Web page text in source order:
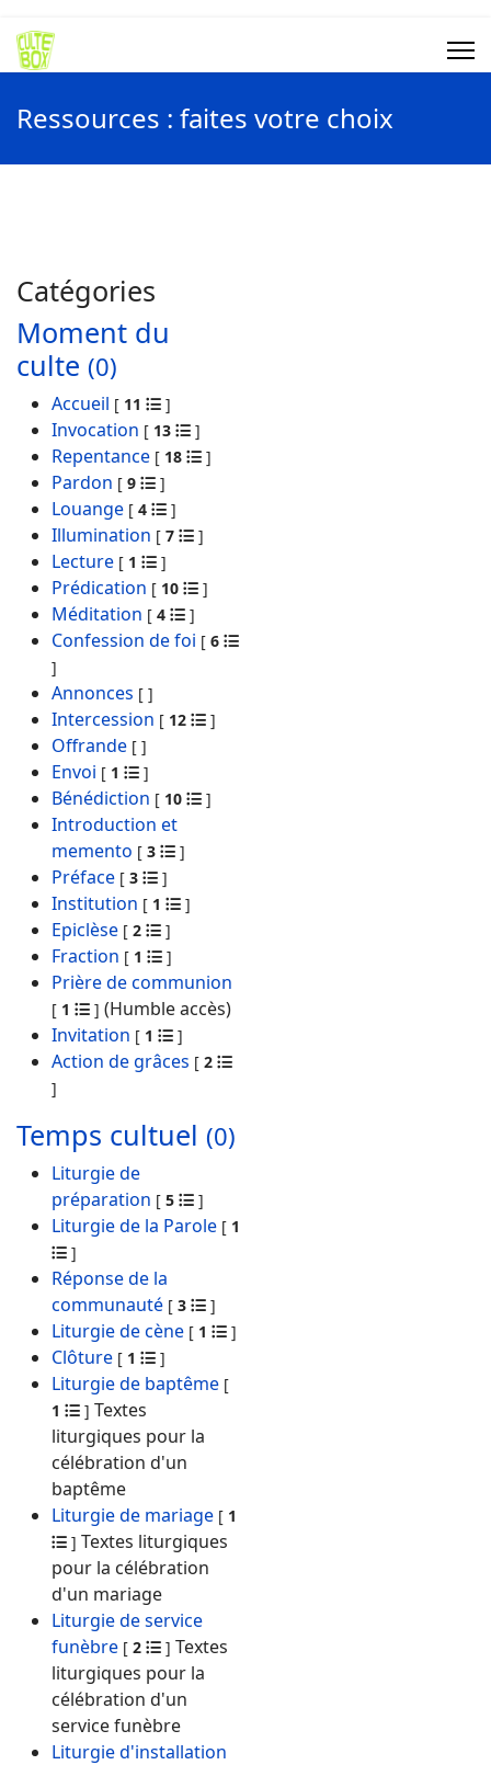
Ressources : faites votre choix
Catégories
Moment du
culte (0)
Accueil [ 11 ]
Invocation [ 13 ]
Repentance [ 18 ]
Pardon [ 9 ]
Louange [ 4 ]
Illumination [ 7 ]
Lecture [ 1 ]
Prédication [ 10 ]
Méditation [ 4 ]
Confession de foi [ 6
]
Annonces [ ]
Intercession [ 12 ]
Offrande [ ]
Envoi [ 1 ]
Bénédiction [ 10 ]
Introduction et
memento [ 3 ]
Préface [ 3 ]
Institution [ 1 ]
Epiclèse [ 2 ]
Fraction [ 1 ]
Prière de communion
[ 1 ] (Humble accès)
Invitation [ 1 ]
Action de grâces [ 2
]
Temps cultuel (0)
Liturgie de
préparation [ 5 ]
Liturgie de la Parole [ 1
]
Réponse de la
communauté [ 3 ]
Liturgie de cène [ 1 ]
Clôture [ 1 ]
Liturgie de baptême [
1
] Textes
liturgiques pour la
célébration d'un
baptême
Liturgie de mariage [ 1
] Textes liturgiques
pour la célébration
d'un mariage
Liturgie de service
funèbre [ 2 ] Textes
liturgiques pour la
célébration d'un
service funèbre
Liturgie d'installation